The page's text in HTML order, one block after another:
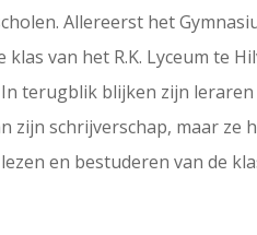
Allereerst het
van het R.K. Lyceum te
terugblik blijken zijn
schrijverschap, maar
en bestuderen van de